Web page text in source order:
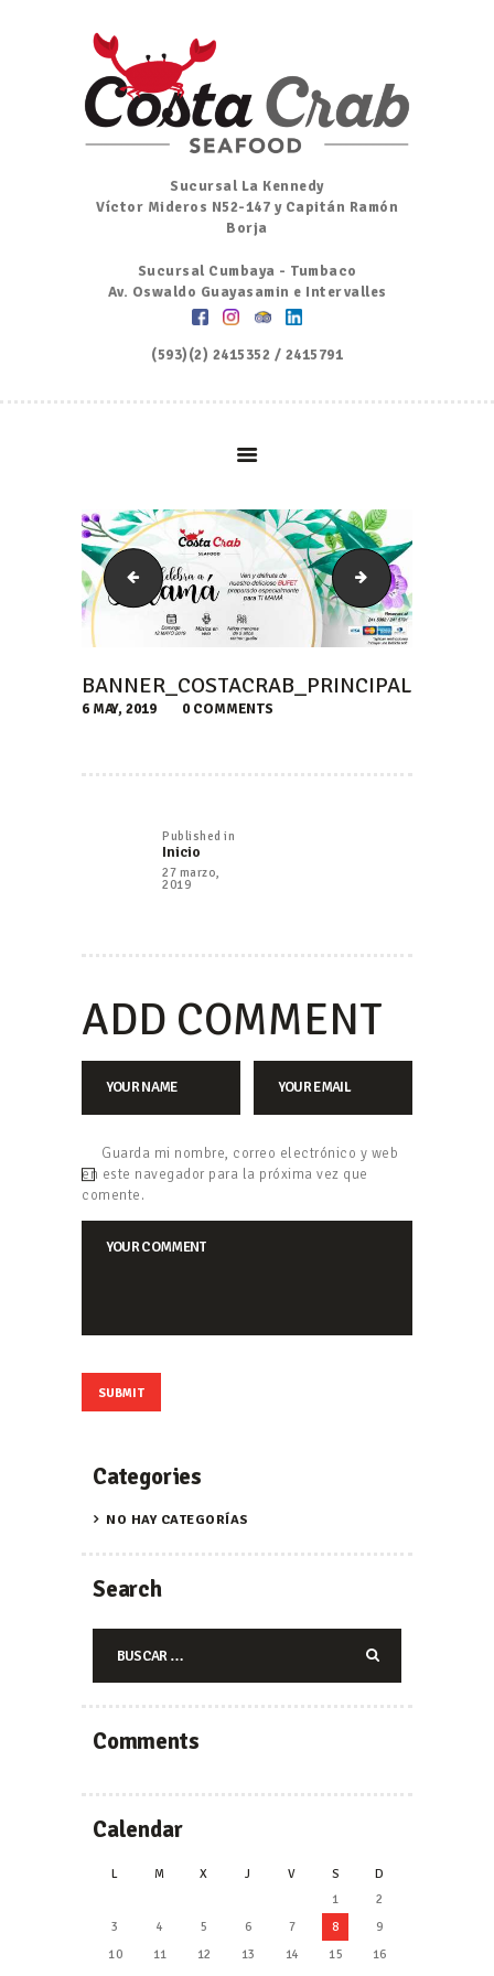
Sucursal La Kennedy
Víctor Mideros N52-147 y Capitán Ramón
Borja
Sucursal Cumbaya - Tumbaco
Av. Oswaldo Guayasamin e Intervalles
(593)(2) 2415352 / 2415791
Inicio
Nosotros
Menú
Ordena por Whatsapp
Promociones
Banner_CostaCrab_4 Dia_del_Nino
BANNER_COSTACRAB_PRINCIPAL
6 MAY, 2019 0 COMMENTS
ENTRADAS
Published in
Inicio
27 marzo,
2019
ADD COMMENT
Guarda mi nombre, correo electrónico y web
en este navegador para la próxima vez que
comente.
Categories
NO HAY CATEGORÍAS
Search
Comments
Calendar
L M X J V S
D
1
2
3
4 5 6 7 8
9
10
11 12 13 14 15
16